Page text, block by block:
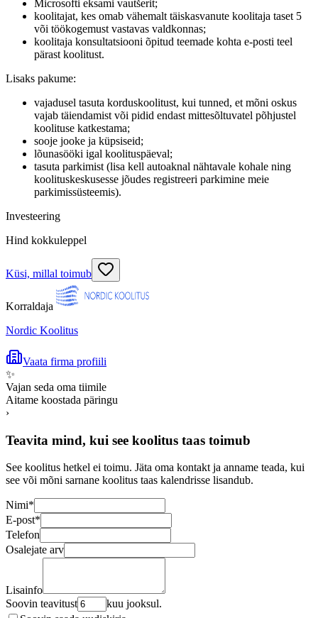
Microsofti eksami vautšerit;
koolitajat, kes omab vähemalt täiskasvanute koolitaja taset 5
või töökogemust vastavas valdkonnas;
koolitaja konsultatsiooni õpitud teemade kohta e-posti teel
pärast koolitust.
Lisaks pakume:
vajadusel tasuta korduskoolitust, kui tunned, et mõni oskus
vajab täiendamist või pidid endast mittesõltuvatel põhjustel
koolituse katkestama;
sooje jooke ja küpsiseid;
lõunasööki igal koolituspäeval;
tasuta parkimist (lisa kell autoaknal nähtavale kohale ning
koolituskeskusesse jõudes registreeri parkimine meie
parkimissüsteemis).
Investeering
Hind kokkuleppel
Küsi, millal toimub
Korraldaja
Nordic Koolitus
Vaata firma profiili
✨
Vajan seda oma tiimile
Aitame koostada päringu
›
Teavita mind, kui see koolitus taas toimub
See koolitus hetkel ei toimu. Jäta oma kontakt ja anname teada, kui
see või mõni sarnane koolitus taas kalendrisse lisandub.
Nimi*
E-post*
Telefon
Osalejate arv
Lisainfo
Soovin teavitust
kuu jooksul.